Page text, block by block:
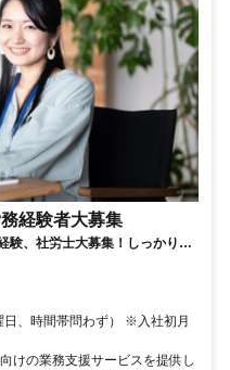
経験者大募集
験、社労士大募集！しっかり稼
、時間帯問わず） ※入社初月
けの業務支援サービスを提供し